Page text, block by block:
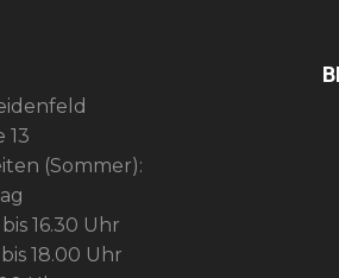
13
(Sommer):
16.30 Uhr
18.00 Uhr